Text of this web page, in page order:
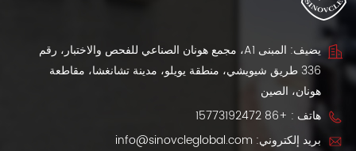
يضيف: المبنى A1، مجمع هونان الصناعي للفحص والاختبار، رقم
336 طريق شيويشي، منطقة يويلو، مدينة تشانغشا، مقاطعة
هونان، الصين
هاتف : +86 15773192472
بريد إلكتروني: info@sinovcleglobal.com